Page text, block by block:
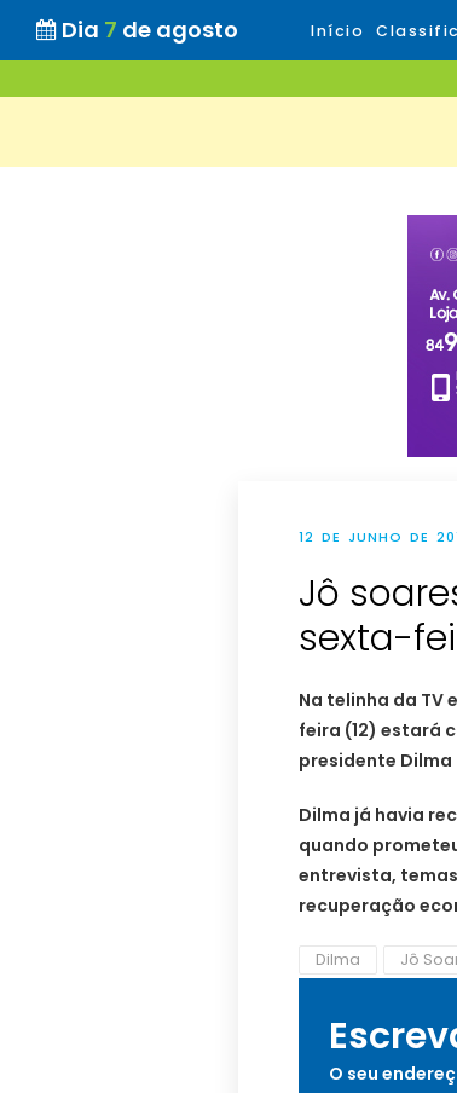
Dia 7 de agosto Início
12 DE JUNHO DE
Jô
sexta-
Na telinha da TV
feira (12) estará
presidente Dilma
Dilma já havia
quando
entrevista,
recuperação
Dilma Jô
O seu